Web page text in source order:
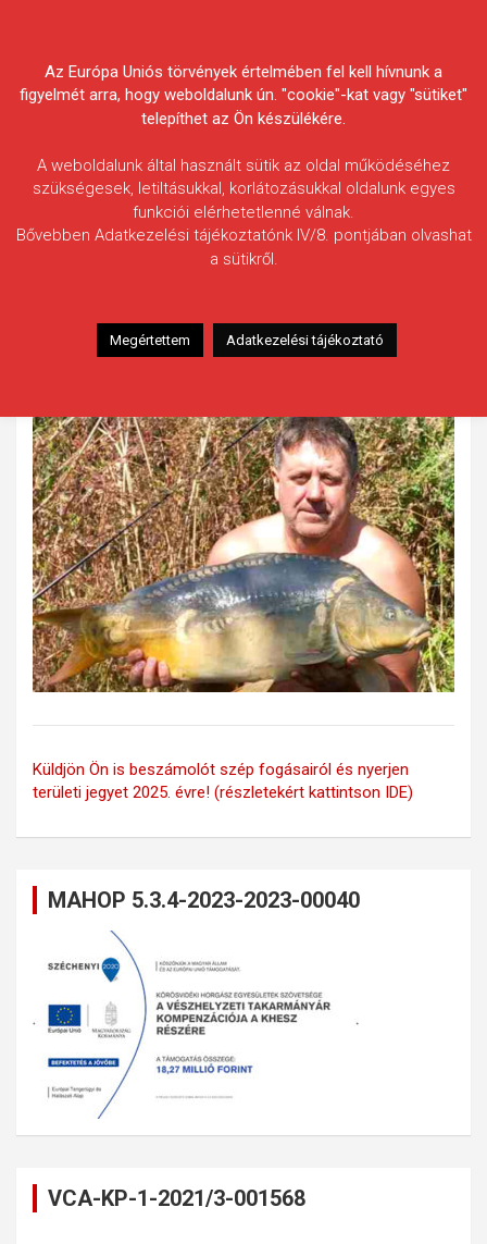
Egyesületek Szövetsége
Gális Zsolt
Halfaj: Ponty
Fogott hal adatai: 11,01 kg
Küldjön Ön is beszámolót szép fogásairól és nyerjen
területi jegyet 2025. évre! (részletekért kattintson IDE)
MAHOP 5.3.4-2023-2023-00040
VCA-KP-1-2021/3-001568
Az Európa Uniós törvények értelmében fel kell hívnunk a
figyelmét arra, hogy weboldalunk ún. "cookie"-kat vagy "sütiket"
telepíthet az Ön készülékére.
A weboldalunk által használt sütik az oldal működéséhez
szükségesek, letiltásukkal, korlátozásukkal oldalunk egyes
funkciói elérhetetlenné válnak.
Bővebben Adatkezelési tájékoztatónk IV/8. pontjában olvashat
a sütikről.
Megértettem Adatkezelési tájékoztató